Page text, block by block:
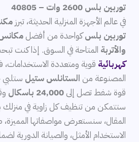
توربين بلس 2600 وات – 40805
في عالم الأجهزة المنزلية الحديثة، تبرز
توربين بلسكواحدة من أفضل
والأتربة المتاحة في السوق. إذا كنت
كهربائية قوية ومتعددة
المصنوعة من الستانلس ستيل
قوة شفط تصل إلى24,000 باسكال
ستتمكن من تنظيف كل زاوية في منزلك
المقال، سنستعرض مواصفاتها المميزة،
الاستخدام الأمثل، والصيانة الدورية